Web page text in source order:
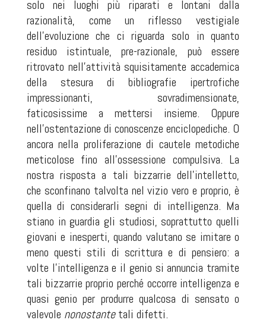
solo nei luoghi più riparati e lontani dalla
razionalità, come un riflesso vestigiale
dell'evoluzione che ci riguarda solo in quanto
residuo istintuale, pre-razionale, può essere
ritrovato nell'attività squisitamente accademica
della stesura di bibliografie ipertrofiche
impressionanti, sovradimensionate,
faticosissime a mettersi insieme. Oppure
nell'ostentazione di conoscenze enciclopediche. O
ancora nella proliferazione di cautele metodiche
meticolose fino all'ossessione compulsiva. La
nostra risposta a tali bizzarrie dell'intelletto,
che sconfinano talvolta nel vizio vero e proprio, è
quella di considerarli segni di intelligenza. Ma
stiano in guardia gli studiosi, soprattutto quelli
giovani e inesperti, quando valutano se imitare o
meno questi stili di scrittura e di pensiero: a
volte l'intelligenza e il genio si annuncia tramite
tali bizzarrie proprio perché occorre intelligenza e
quasi genio per produrre qualcosa di sensato o
valevole nonostantetali difetti.